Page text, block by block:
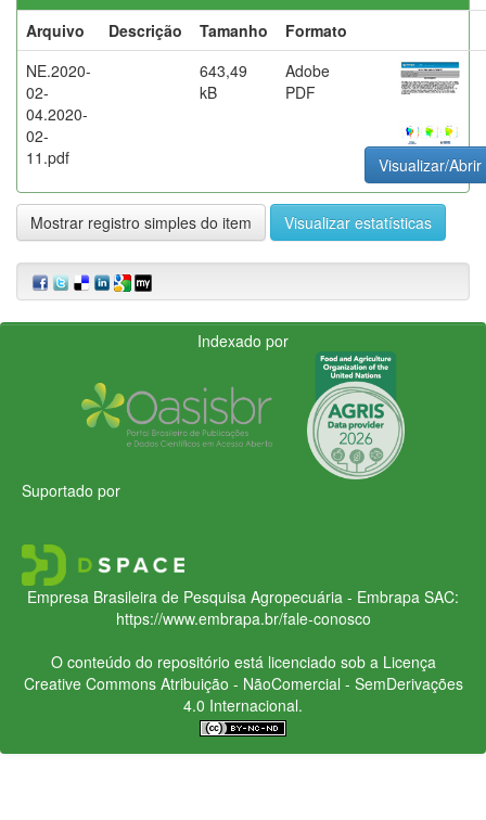
Arquivo
Descrição Tamanho
Formato
NE.2020-
02-
04.2020-
02-
11.pdf
643,49
kB
Adobe
PDF
Visualizar/Abrir
Mostrar registro simples do item Visualizar estatísticas
Indexado por
Suportado por
Empresa Brasileira de Pesquisa Agropecuária - Embrapa SAC:
https://www.embrapa.br/fale-conosco
O conteúdo do repositório está licenciado sob a Licença
Creative CommonsAtribuição - NãoComercial - SemDerivações
4.0 Internacional.